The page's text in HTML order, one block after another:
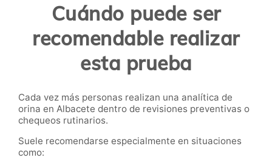
Cuándo puede ser
recomendable realizar
esta prueba
Cada vez más personas realizan una analítica de
orina en Albacete dentro de revisiones preventivas o
chequeos rutinarios.
Suele recomendarse especialmente en situaciones
como: